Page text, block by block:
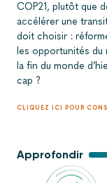
Approfondir
COP21, plutôt que
accélérer une
doit choisir :
les opportunités du
la fin du monde
cap ?
CLIQUEZ ICI POUR